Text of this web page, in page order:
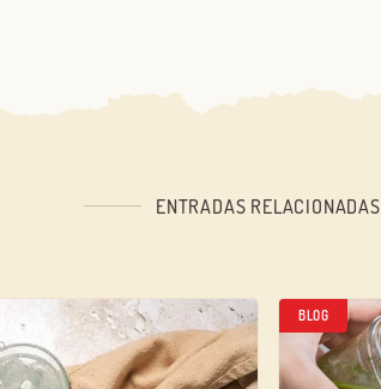
ENTRADAS RELACIONADAS
BLOG